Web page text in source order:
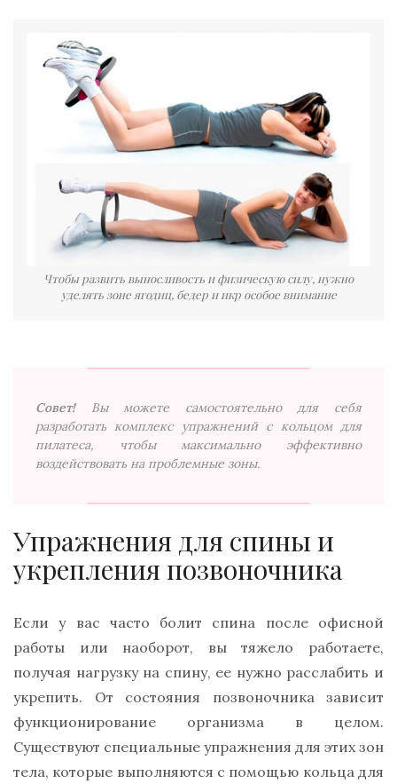
Чтобы развить выносливость и физическую силу, нужно
уделять зоне ягодиц, бедер и икр особое внимание
Совет!
Вы можете самостоятельно для себя
разработать комплекс упражнений с кольцом для
пилатеса, чтобы максимально эффективно
воздействовать на проблемные зоны.
Упражнения для спины и
укрепления позвоночника
Если у вас часто болит спина после офисной
работы или наоборот, вы тяжело работаете,
получая нагрузку на спину, ее нужно расслабить и
укрепить. От состояния позвоночника зависит
функционирование организма в целом.
Существуют специальные упражнения для этих зон
тела, которые выполняются с помощью кольца для